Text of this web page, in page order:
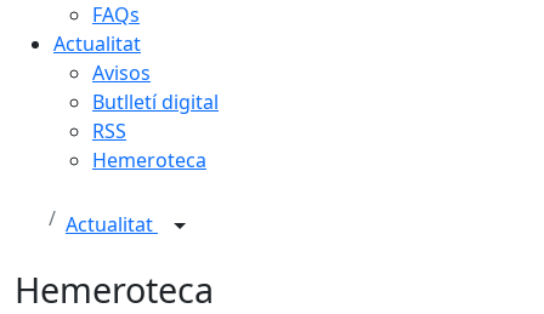
FAQs
Actualitat
Avisos
Butlletí digital
RSS
Hemeroteca
Actualitat
Hemeroteca